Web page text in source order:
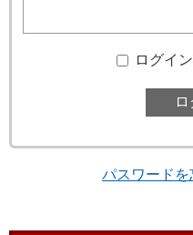
ログイ
パスワードを